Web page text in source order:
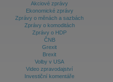
Akciové zprávy
Ekonomické zprávy
Zprávy o měnách a sazbách
Zprávy o komoditách
Zprávy o HDP
ČNB
Grexit
Brexit
Volby v USA
Video zpravodajství
Investiční komentáře